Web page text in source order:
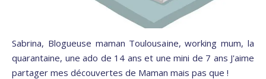
Sabrina, Blogueuse maman Toulousaine, working mum, la
quarantaine, une ado de 14 ans et une mini de 7 ans J'aime
partager mes découvertes de Maman mais pas que !